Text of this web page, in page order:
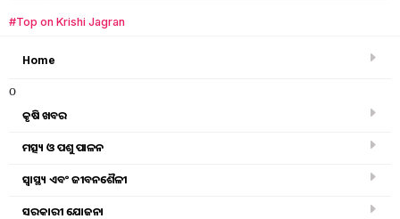
#Top on Krishi Jagran
Home
o
କୃଷି ଖବର
ମତ୍ସ୍ୟ ଓ ପଶୁ ପାଳନ
ସ୍ୱାସ୍ଥ୍ୟ ଏବଂ ଜୀବନଶୈଳୀ
ସରକାରୀ ଯୋଜନା
ବଗିଚା